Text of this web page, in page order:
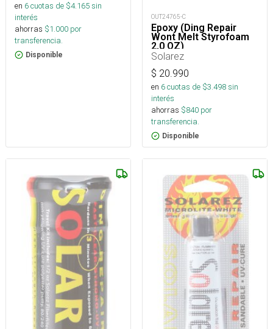
en 6cuotas de $4.165sin
interés
ahorras $1.000 por
transferencia.
Disponible
OUT24765-C
Epoxy (Ding Repair
Wont Melt Styrofoam
2,0 OZ)
Solarez
$ 20.990
en 6cuotas de $3.498sin
interés
ahorras $840 por
transferencia.
Disponible